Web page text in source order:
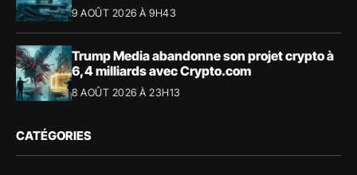
9 AOÛT 2026 À 9H43
Trump Media abandonne son projet crypto à
6,4 milliards avec Crypto.com
8 AOÛT 2026 À 23H13
CATÉGORIES